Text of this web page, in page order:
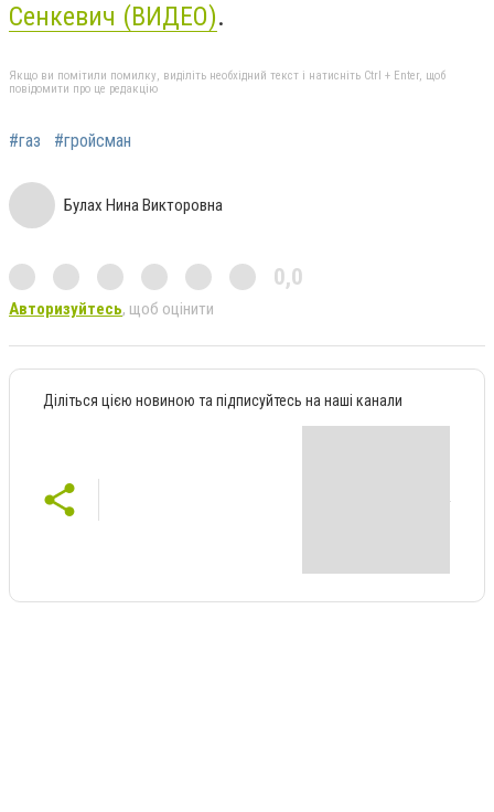
Сенкевич (ВИДЕО).
Якщо ви помітили помилку, виділіть необхідний текст і натисніть Ctrl + Enter, щоб
повідомити про це редакцію
#газ #гройсман
Булах Нина Викторовна
0,0
Авторизуйтесь, щоб оцінити
Діліться цією новиною та підписуйтесь на наші канали